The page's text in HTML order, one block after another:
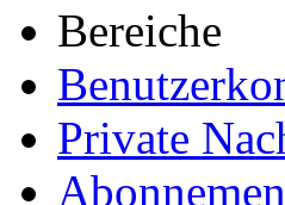
Bereiche
Private